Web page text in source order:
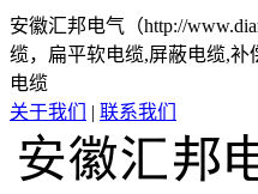
安徽汇邦电气（http://
缆，扁平软电缆,屏蔽电缆,
电缆
关于我们
| 联系我们